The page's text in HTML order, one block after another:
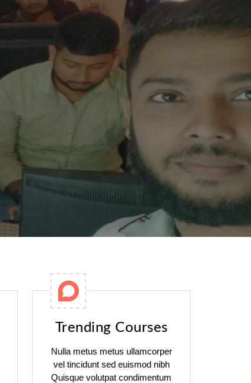
Trending Courses
Nulla metus metus ullamcorper
vel tincidunt sed euismod nibh
Quisque volutpat condimentum